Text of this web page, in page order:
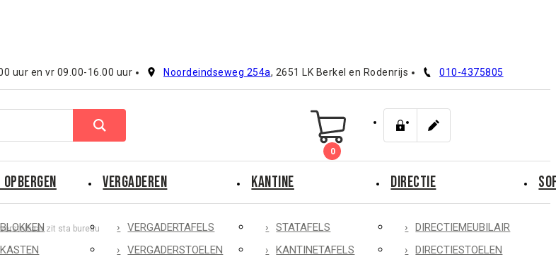
uur en vr 09.00-16.00 uur Noordeindseweg 254a, 2651 LK Berkel en Rodenrijs 010-4375805
0
VERGADEREN
VERGADERTAFELS
VERGADERSTOELEN
KANTINE
STATAFELS
KANTINETAFELS
DIRECTIE
DIRECTIEMEUBILAIR
DIRECTIESTOELEN
zit sta bureau